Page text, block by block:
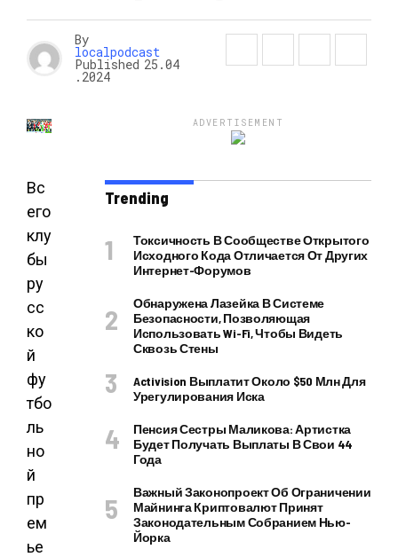
By
localpodcast
Published 25.04
.2024
Вс
его
клу
бы
ру
сс
ко
й
фу
тбо
ль
но
й
пр
ем
ье
ADVERTISEMENT
Trending
Токсичность В Сообществе Открытого
Исходного Кода Отличается От Других
Интернет-Форумов
Обнаружена Лазейка В Системе
Безопасности, Позволяющая
Использовать Wi-Fi, Чтобы Видеть
Сквозь Стены
Activision Выплатит Около $50 Млн Для
Урегулирования Иска
Пенсия Сестры Маликова: Артистка
Будет Получать Выплаты В Свои 44
Года
Важный Законопроект Об Ограничении
Майнинга Криптовалют Принят
Законодательным Собранием Нью-
Йорка